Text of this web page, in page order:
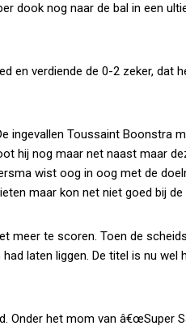
dook nog naar de bal in een
en verdiende de 0-2 zeker, dat
ingevallen Toussaint Boonstra
hij nog maar net naast maar
wist oog in oog met de
maar kon net niet goed bij de
meer te scoren. Toen de
laten liggen. De titel is nu wel
het mom van â€œSuper